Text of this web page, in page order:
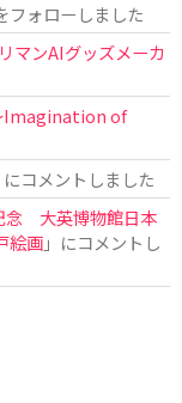
フォローしました
マンAIグッズメーカ
Imagination of
にコメントしました
念 大英博物館日本
絵画」にコメントし